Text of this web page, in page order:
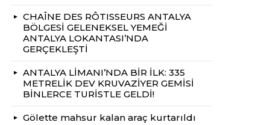
CHAÎNE DES RÔTISSEURS ANTALYA
BÖLGESİ GELENEKSEL YEMEĞİ
ANTALYA LOKANTASI’NDA
GERÇEKLEŞTİ
ANTALYA LİMANI’NDA BİR İLK: 335
METRELİK DEV KRUVAZİYER GEMİSİ
BİNLERCE TURİSTLE GELDİ!
Gölette mahsur kalan araç kurtarıldı